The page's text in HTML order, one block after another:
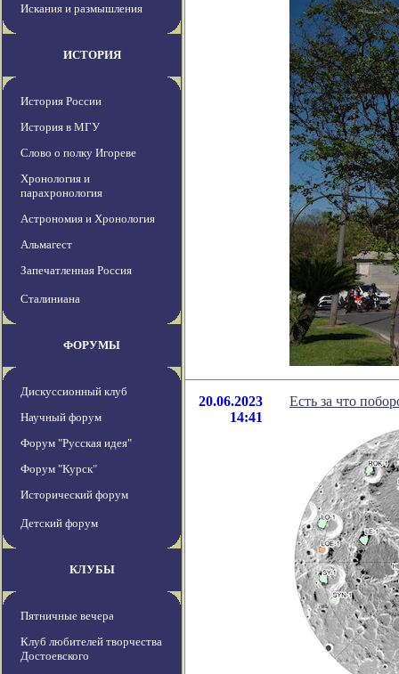
Искания и размышления
ИСТОРИЯ
История России
История в МГУ
Слово о полку Игореве
Хронология и
парахронология
Астрономия и Хронология
Альмагест
Запечатленная Россия
Сталиниана
ФОРУМЫ
Дискуссионный клуб
Научный форум
Форум "Русская идея"
Форум "Курск"
Исторический форум
Детский форум
КЛУБЫ
Пятничные вечера
Клуб любителей творчества
Достоевского
20.06.2023
14:41
Есть за что